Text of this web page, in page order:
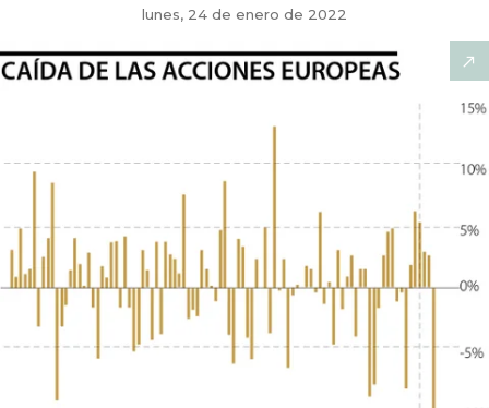
lunes, 24 de enero de 2022